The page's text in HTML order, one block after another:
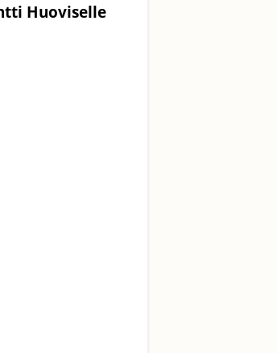
Huoviselle